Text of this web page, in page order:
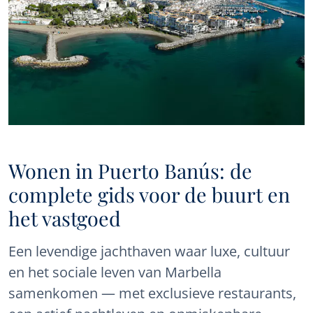
Wonen in Puerto Banús: de
complete gids voor de buurt en
het vastgoed
Een levendige jachthaven waar luxe, cultuur
en het sociale leven van Marbella
samenkomen — met exclusieve restaurants,